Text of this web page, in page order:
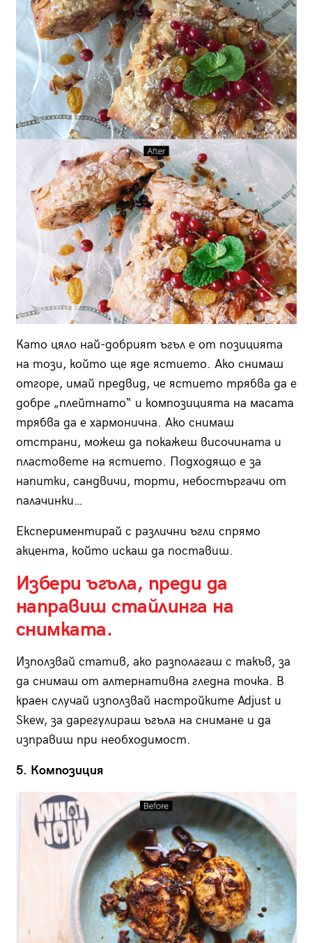
Като цяло най-добрият ъгъл е от позицията
на този, който ще яде ястието. Ако снимаш
отгоре, имай предвид, че ястието трябва да е
добре „плейтнато“ и композицията на масата
трябва да е хармонична. Ако снимаш
отстрани, можеш да покажеш височината и
пластовете на ястието. Подходящо е за
напитки, сандвичи, торти, небостъргачи от
палачинки…
Експериментирай с различни ъгли спрямо
акцента, който искаш да поставиш.
Избери ъгъла, преди да
направиш стайлинга на
снимката.
Използвай статив, ако разполагаш с такъв, за
да снимаш от алтернативна гледна точка. В
краен случай използвай настройките Adjust и
Skew, за дарегулираш ъгъла на снимане и да
изправиш при необходимост.
5. Композиция